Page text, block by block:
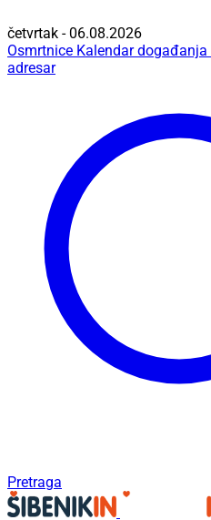
četvrtak - 06.08.2026
Osmrtnice Kalendar događanja
adresar
Pretraga